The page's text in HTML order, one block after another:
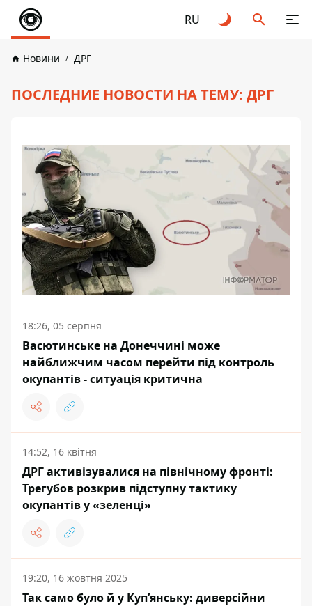
RU
Новини ДРГ
ПОСЛЕДНИЕ НОВОСТИ НА ТЕМУ: ДРГ
18:26, 05 серпня
Васютинське на Донеччині може
найближчим часом перейти під контроль
окупантів - ситуація критична
14:52, 16 квітня
ДРГ активізувалися на північному фронті:
Трегубов розкрив підступну тактику
окупантів у «зеленці»
19:20, 16 жовтня 2025
Так само було й у Купʼянську: диверсійни